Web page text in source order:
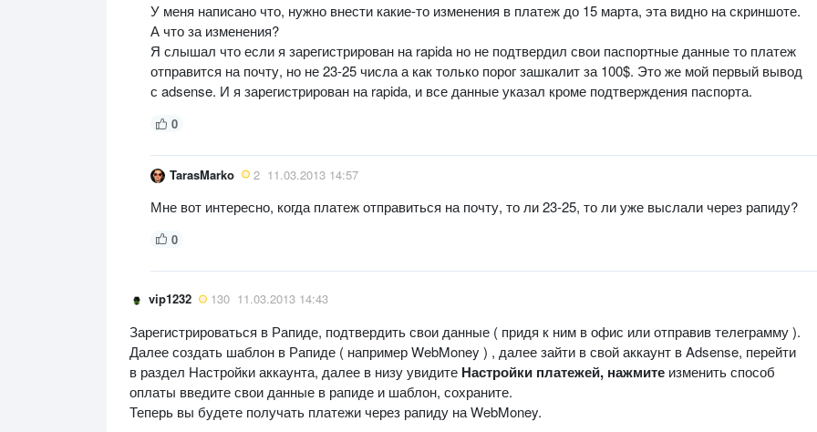
У меня написано что, нужно внести какие-то изменения в платеж до 15 марта, эта видно на скриншоте.
А что за изменения?
Я слышал что если я зарегистрирован на rapida но не подтвердил свои паспортные данные то платеж
отправится на почту, но не 23-25 числа а как только порог зашкалит за 100$. Это же мой первый вывод
с adsense. И я зарегистрирован на rapida, и все данные указал кроме подтверждения паспорта.
0
TarasMarko 2 11.03.2013 14:57
Мне вот интересно, когда платеж отправиться на почту, то ли 23-25, то ли уже выслали через рапиду?
0
vip1232 130 11.03.2013 14:43
Зарегистрироваться в Рапиде, подтвердить свои данные ( придя к ним в офис или отправив телеграмму ).
Далее создать шаблон в Рапиде ( например WebMoney ) , далее зайти в свой аккаунт в Adsense, перейти
в раздел Настройки аккаунта, далее в низу увидите Настройки платежей, нажмите изменить способ
оплаты введите свои данные в рапиде и шаблон, сохраните.
Теперь вы будете получать платежи через рапиду на WebMoney.